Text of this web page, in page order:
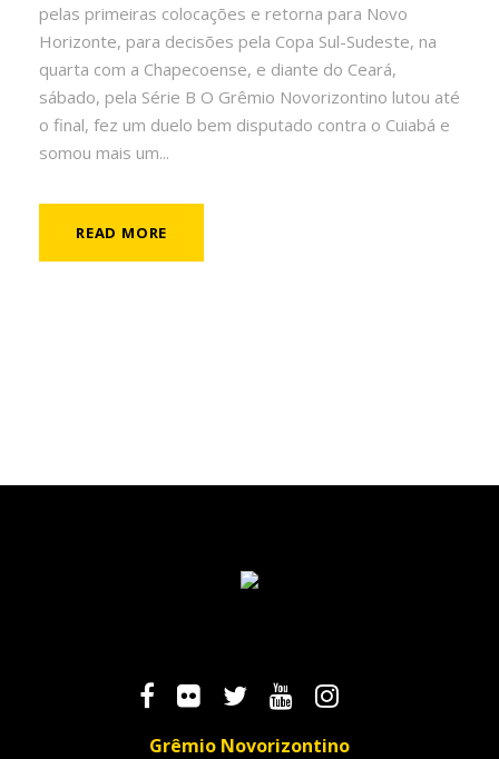
pelas primeiras colocações e retorna para Novo
Horizonte, para decisões pela Copa Sul-Sudeste, na
quarta com a Chapecoense, e diante do Ceará,
sábado, pela Série B O Grêmio Novorizontino lutou até
o final, fez um duelo bem disputado contra o Cuiabá e
somou mais um...
READ MORE
Grêmio Novorizontino